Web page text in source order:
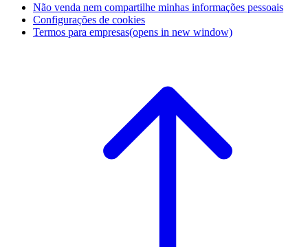
Não venda nem compartilhe minhas informações pessoais
Configurações de cookies
Termos para empresas(opens in new window)